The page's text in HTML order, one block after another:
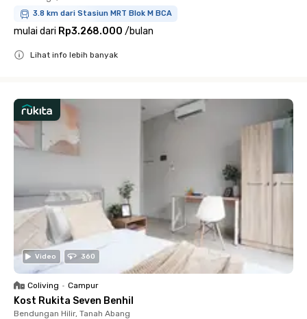
3.8 km dari Stasiun MRT Blok M BCA
mulai dari Rp3.268.000 /bulan
Lihat info lebih banyak
Video 360
Coliving • Campur
Kost Rukita Seven Benhil
Bendungan Hilir, Tanah Abang